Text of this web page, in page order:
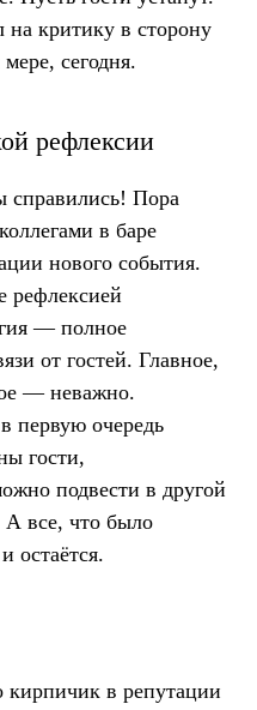
на критику в сторону
сегодня.
рефлексии
Пора
в баре
нового события.
рефлексией
— полное
от гостей. Главное,
— неважно.
первую очередь
гости,
подвести в другой
А все, что было
остаётся.
в репутации